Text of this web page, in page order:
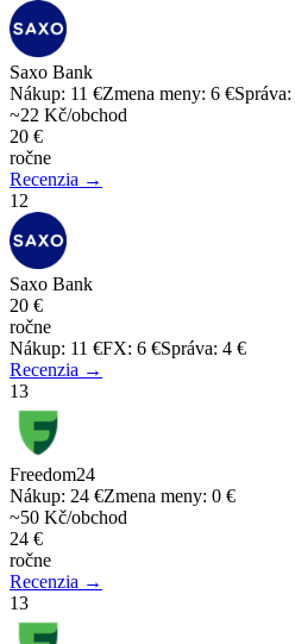
Saxo Bank
Nákup: 11 €Zmena meny: 6 €Správa:
~22 Kč/obchod
20 €
ročne
Recenzia →
12
Saxo Bank
20 €
ročne
Nákup: 11 €FX: 6 €Správa: 4 €
Recenzia →
13
Freedom24
Nákup: 24 €Zmena meny: 0 €
~50 Kč/obchod
24 €
ročne
Recenzia →
13